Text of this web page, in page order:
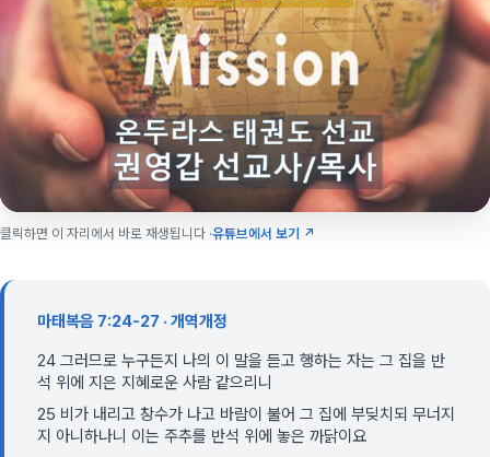
클릭하면 이 자리에서 바로 재생됩니다 ·유튜브에서 보기 ↗
마태복음 7:24-27 · 개역개정
24 그러므로 누구든지 나의 이 말을 듣고 행하는 자는 그 집을 반
석 위에 지은 지혜로운 사람 같으리니
25 비가 내리고 창수가 나고 바람이 불어 그 집에 부딪치되 무너지
지 아니하나니 이는 주추를 반석 위에 놓은 까닭이요